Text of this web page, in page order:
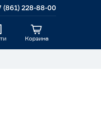
(861) 228-88-00
Корзина